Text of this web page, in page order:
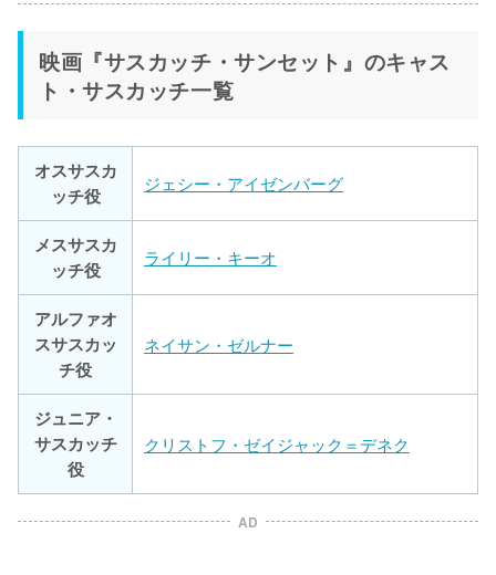
映画『サスカッチ・サンセット』のキャス
ト・サスカッチ一覧
オスサスカ
ッチ役
ジェシー・アイゼンバーグ
メスサスカ
ッチ役
ライリー・キーオ
アルファオ
スサスカッ
チ役
ネイサン・ゼルナー
ジュニア・
サスカッチ
役
クリストフ・ゼイジャック＝デネク
AD